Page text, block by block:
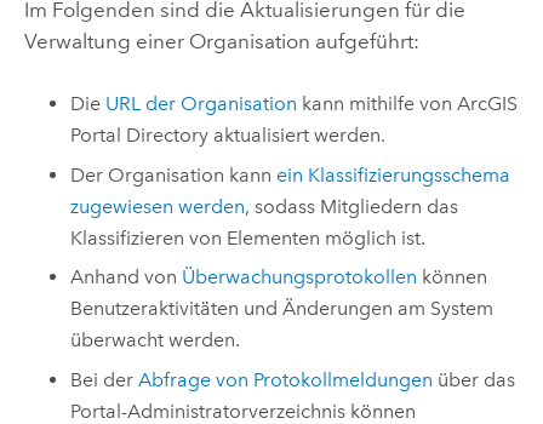
Im Folgenden sind die Aktualisierungen für die
Verwaltung einer Organisation aufgeführt:
Die URL der Organisation kann mithilfe vonArcGIS
Portal Directory aktualisiert werden.
Der Organisation kann ein Klassifizierungsschema
zugewiesen werden, sodass Mitgliedern das
Klassifizieren von Elementen möglich ist.
Anhand von Überwachungsprotokollen können
Benutzeraktivitäten und Änderungen am System
überwacht werden.
Bei derAbfrage von Protokollmeldungen über das
Portal-Administratorverzeichnis können